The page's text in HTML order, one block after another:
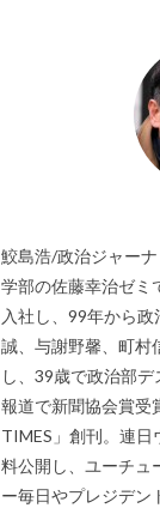
鮫島浩/政治ジャー
学部の佐藤幸治ゼミ
入社し、99年から
誠、与謝野馨、町村
し、39歳で政治部デ
報道で新聞協会賞受
TIMES」創刊。連
料公開し、ユーチュ
ー毎日やプレジデン